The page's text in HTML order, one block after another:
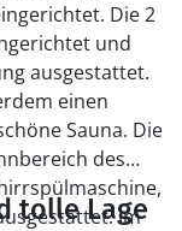
Die 2
und
ausgestattet.
einen
Sauna. Die
des
Im
tolle Lage